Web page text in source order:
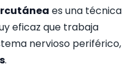
es una técnica
eficaz que trabaja
nervioso periférico,
.